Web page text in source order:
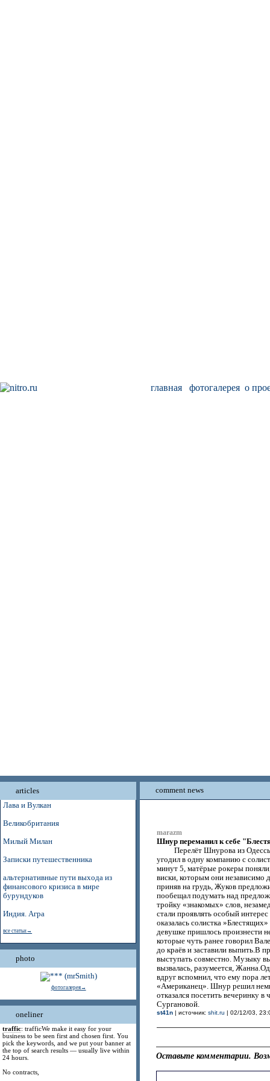
главная фотогалерея о
articles
Лава и Вулкан
Великобритания
Милый Милан
Записки путешественника
альтернативные пути выхода из
финансового кризиса в мире
бурундуков
Индия. Агра
все статьи→
photo
фотогалерея→
oneliner
traffic: trafficWe make it easy for your
business to be seen first and chosen first. You
pick the keywords, and we put your banner at
the top of search results — usually live within
24 hours.
No contracts,
comment news
marazm
Шнур переманил к себе
Перелёт Шнурова из
угодил в одну компанию с
минут 5, матёрые рокеры
виски, которым они независимо
приняв на грудь, Жуков
пообещал подумать над
тройку «знакомых» слов,
стали проявлять особый
оказалась солистка
девушке пришлось произнести
которые чуть ранее говорил
до краёв и заставили выпить.В
выступать совместно. Музыку
вызвалась, разумеется,
вдруг вспомнил, что ему пора
«Американец». Шнур решил
отказался посетить вечеринку
Сургановой.
st41n| источник: shit.ru | 02/12/03,
Оставьте комментарии.